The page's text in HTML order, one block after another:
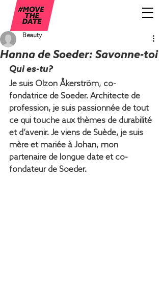
Hanna de Soeder: Savonne-toi
Beauty
Qui es-tu?
Je suis Olzon Åkerström, co-
fondatrice de Soeder. Architecte de
profession, je suis passionnée de tout
ce qui touche aux thèmes de durabilité
et d’avenir. Je viens de Suède, je suis
mère et mariée à Johan, mon
partenaire de longue date et co-
fondateur de Soeder.